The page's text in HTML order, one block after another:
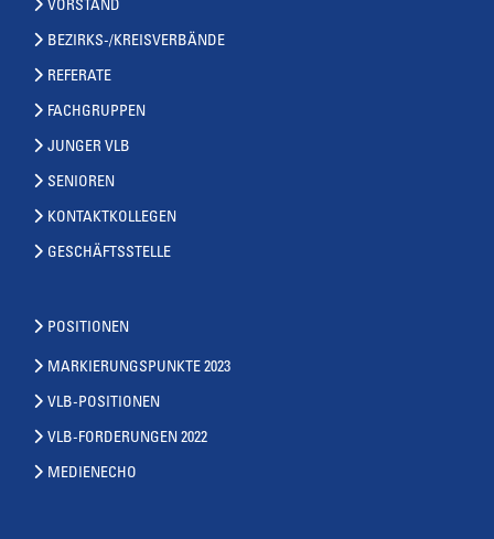
VORSTAND
BEZIRKS-/KREISVERBÄNDE
REFERATE
FACHGRUPPEN
JUNGER VLB
SENIOREN
KONTAKTKOLLEGEN
GESCHÄFTSSTELLE
POSITIONEN
MARKIERUNGSPUNKTE 2023
VLB-POSITIONEN
VLB-FORDERUNGEN 2022
MEDIENECHO